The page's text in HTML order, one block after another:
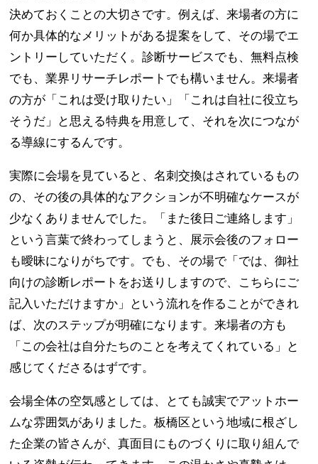
決めておくことの大切さです。例えば、来場者の方に
何か具体的なメリットがある提案をして、その場でエ
ントリーしていただく。診断サービスでも、無料点検
でも、業界リサーチレポートでも構いません。来場者
の方が「これは受け取りたい」「これは自社に役立ち
そうだ」と思える特典を用意して、それを次につなが
る導線にするんです。
実際に会場を見ていると、名刺交換はされているもの
の、その後の具体的なアクションが不明確なケースが
少なくありませんでした。「また後日ご連絡します」
という言葉で終わってしまうと、展示会後のフォロー
も曖昧になりがちです。でも、その場で「では、御社
向けの診断レポートをお送りしますので、こちらにご
記入いただけますか」という流れを作ることができれ
ば、次のステップが明確になります。来場者の方も
「この会社は自分たちのことを考えてくれている」と
感じてくださるはずです。
会場全体の空気感としては、とても誠実でアットホー
ムな雰囲気がありました。板橋区という地域に根ざし
た企業の皆さんが、真面目にものづくりに取り組んで